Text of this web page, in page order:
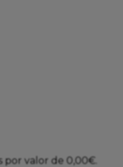
por valor de 0,00€.